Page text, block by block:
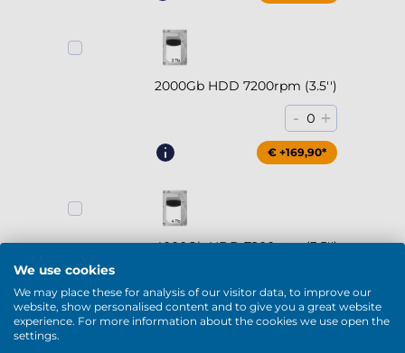
2000Gb HDD 7200rpm (3.5'')
- 0 +
€ +169,90*
4000Gb HDD 7200rpm (3.5'')
€ +229,90*
We use cookies
We may place these for analysis of our visitor data, to improve our
website, show personalised content and to give you a great website
experience. For more information about the cookies we use open the
settings.